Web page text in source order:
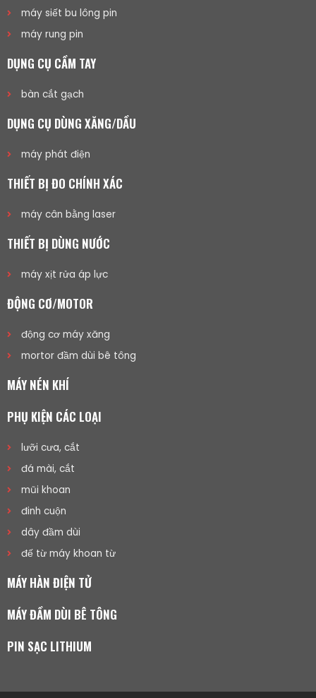
máy siết bu lông pin
máy rung pin
DỤNG CỤ CẦM TAY
bàn cắt gạch
DỤNG CỤ DÙNG XĂNG/DẦU
máy phát điện
THIẾT BỊ ĐO CHÍNH XÁC
máy cân bằng laser
THIẾT BỊ DÙNG NƯỚC
máy xịt rửa áp lực
ĐỘNG CƠ/MOTOR
động cơ máy xăng
mortor đầm dùi bê tông
MÁY NÉN KHÍ
PHỤ KIỆN CÁC LOẠI
lưỡi cưa, cắt
đá mài, cắt
mũi khoan
đinh cuộn
dây đầm dùi
đế từ máy khoan từ
MÁY HÀN ĐIỆN TỬ
MÁY ĐẦM DÙI BÊ TÔNG
PIN SẠC LITHIUM